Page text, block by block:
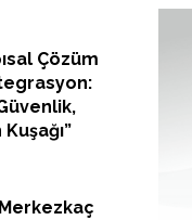
Çözüm
Merkezkaç